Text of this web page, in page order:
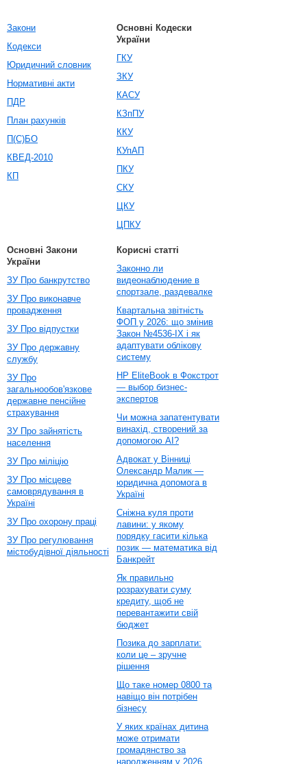
Закони
Кодекси
Юридичний словник
Нормативні акти
ПДР
План рахунків
П(С)БО
КВЕД-2010
КП
Основні Кодески
України
ГКУ
ЗКУ
КАСУ
КЗпПУ
ККУ
КУпАП
ПКУ
СКУ
ЦКУ
ЦПКУ
Основні Закони
України
ЗУ Про банкрутство
ЗУ Про виконавче
провадження
ЗУ Про відпустки
ЗУ Про державну
службу
ЗУ Про
загальнообов'язкове
державне пенсійне
страхування
ЗУ Про зайнятість
населення
ЗУ Про міліцію
ЗУ Про місцеве
самоврядування в
Україні
ЗУ Про охорону праці
ЗУ Про регулювання
містобудівної діяльності
Корисні статті
Законно ли
видеонаблюдение в
спортзале, раздевалке
Квартальна звітність
ФОП у 2026: що змінив
Закон №4536-IX і як
адаптувати облікову
систему
HP EliteBook в Фокстрот
— выбор бизнес-
экспертов
Чи можна запатентувати
винахід, створений за
допомогою AI?
Адвокат у Вінниці
Олександр Малик —
юридична допомога в
Україні
Сніжна куля проти
лавини: у якому
порядку гасити кілька
позик — математика від
Банкрейт
Як правильно
розрахувати суму
кредиту, щоб не
перевантажити свій
бюджет
Позика до зарплати:
коли це – зручне
рішення
Що таке номер 0800 та
навіщо він потрібен
бізнесу
У яких країнах дитина
може отримати
громадянство за
народженням у 2026